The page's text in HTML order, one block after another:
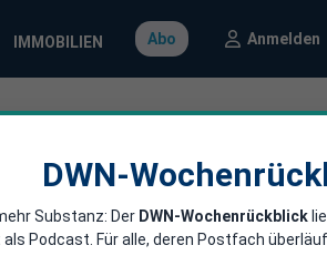
IMMOBILIEN Abo Anmelden
Mann
DWN-
Substanz: Der DWN-Wochenrückblick
Podcast. Für alle, deren Postfach